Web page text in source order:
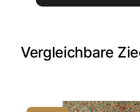
Vergleichbare